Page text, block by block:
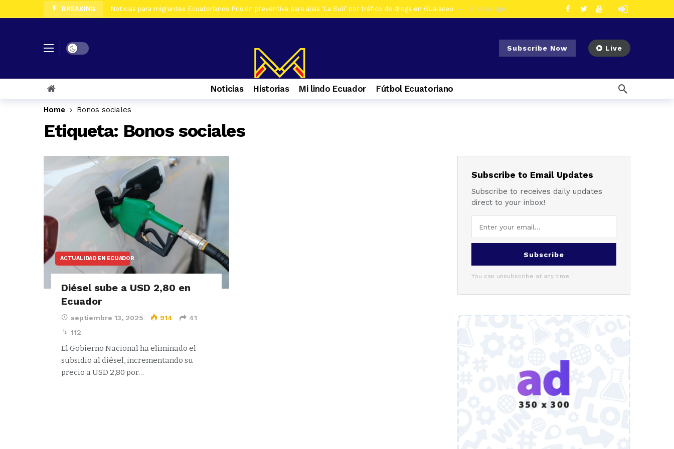
BREAKING Noticias para migrantes Ecuatorianos Prisión preventiva para alias ‘La Suli’ por tráfico de droga en Gualaceo 5 horas ago
Noticias para migrantes Ecuatorianos Al menos 7 heridos por accidente de tránsito en el ingreso a Zhiña, en la vía Cuenca – Loja 3 días ago
Noticias para migrantes Ecuatorianos Cinco farmacias clausuradas por comercializar productos irregulares en Azogues 3 días ago
Noticias para migrantes Ecuatorianos Casa era utilizada para almacenar armas en La Troncal. Hay una mujer detenida
Noticias para migrantes Ecuatorianos Selva Eterna, el santuario que cuida la vida silvestre del sureste del Ecuador
Dark mode Subscribe Now Live
Noticias Historias Mi lindo Ecuador Fútbol Ecuatoriano
Home Bonos sociales
Etiqueta: Bonos sociales
ACTUALIDAD EN ECUADOR
Diésel sube a USD 2,80 en
Ecuador
septiembre 13, 2025 914
41
112
El Gobierno Nacional ha eliminado el
subsidio al diésel, incrementando su
precio a USD 2,80 por…
Subscribe to Email Updates
Subscribe to receives daily updates
direct to your inbox!
Subscribe
You can unsubscribe at any time